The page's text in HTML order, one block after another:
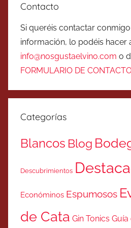
Contacto
Si queréis contactar
información, lo podéis hacer
info@nosgustaelvino.com o
FORMULARIO DE
Categorías
Blancos Blog
Descubrimientos
Económinos Espumosos
de Cata Gin Tonics